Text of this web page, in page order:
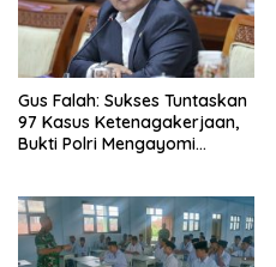
Gus Falah: Sukses Tuntaskan
97 Kasus Ketenagakerjaan,
Bukti Polri Mengayomi